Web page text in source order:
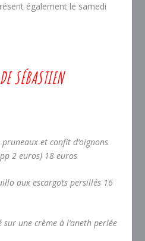
également le samedi
SÉBASTIEN
et confit d’oignons
2 euros) 18 euros
aux escargots persillés 16
une crème à l’aneth perlée